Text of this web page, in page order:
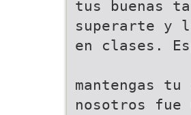
tus buenas
superarte y
en clases.
mantengas
nosotros fue